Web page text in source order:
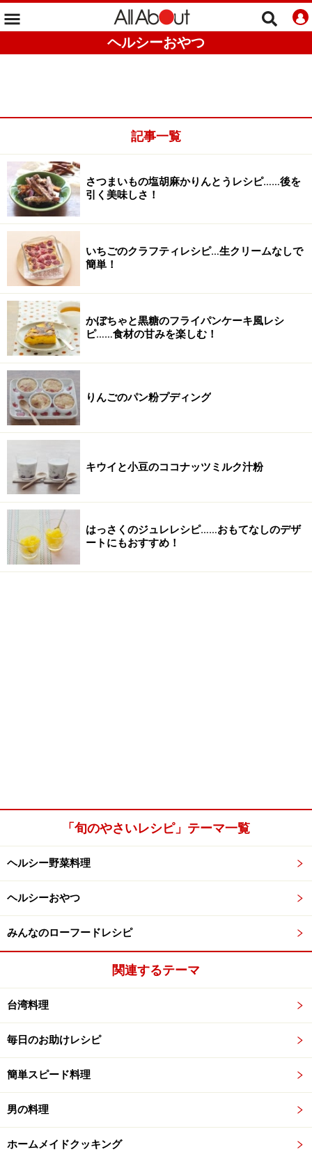
ヘルシーおやつ
記事一覧
さつまいもの塩胡麻かりんとうレシピ……後を
引く美味しさ！
いちごのクラフティレシピ…生クリームなしで
簡単！
かぼちゃと黒糖のフライパンケーキ風レシ
ピ……食材の甘みを楽しむ！
りんごのパン粉プディング
キウイと小豆のココナッツミルク汁粉
はっさくのジュレレシピ……おもてなしのデザ
ートにもおすすめ！
「旬のやさいレシピ」テーマ一覧
ヘルシー野菜料理
ヘルシーおやつ
みんなのローフードレシピ
関連するテーマ
台湾料理
毎日のお助けレシピ
簡単スピード料理
男の料理
ホームメイドクッキング